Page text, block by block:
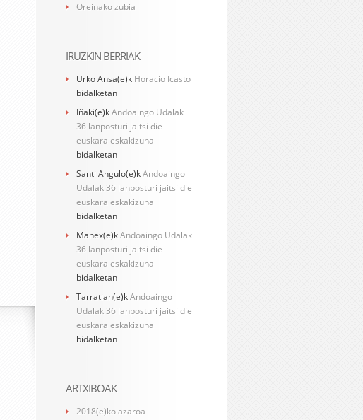
Oreinako zubia
IRUZKIN BERRIAK
Urko Ansa(e)k Horacio Icasto
bidalketan
Iñaki(e)kAndoaingo Udalak
36 lanposturi jaitsi die
euskara eskakizuna
bidalketan
Santi Angulo(e)kAndoaingo
Udalak 36 lanposturi jaitsi die
euskara eskakizuna
bidalketan
Manex(e)kAndoaingo Udalak
36 lanposturi jaitsi die
euskara eskakizuna
bidalketan
Tarratian(e)kAndoaingo
Udalak 36 lanposturi jaitsi die
euskara eskakizuna
bidalketan
ARTXIBOAK
2018(e)ko azaroa